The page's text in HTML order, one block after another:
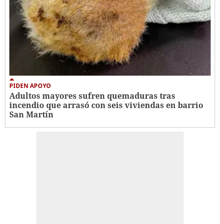
PIDEN APOYO
Adultos mayores sufren quemaduras tras
incendio que arrasó con seis viviendas en barrio
San Martín